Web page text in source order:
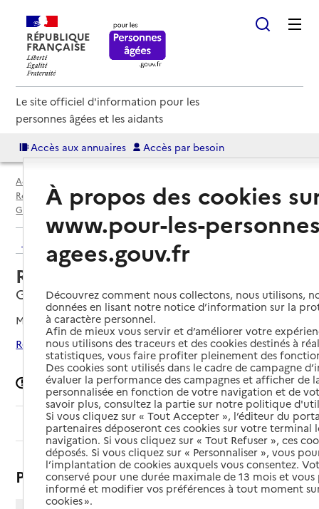
RÉPUBLIQUE
FRANÇAISE
Le site officiel d'information pour les
personnes âgées et les aidants
Accès aux annuaires Accès par besoin
Accueil
Résidences autonomie par département
Isère (38)
Grenoble
Résidence autonomie Le Lac
Retour aux résultats de l'annuaire
Résidence autonomie Le Lac
Grenoble, ISERE
Mis à jour le15/12/2025
Rechercher les établissements autour de Grenoble
Signaler une erreur
Sommaire
Présentation
À propos des cookies
www.pour-les-
agees.gouv.fr
Découvrez comment nous collectons, nous utilisons,
données en lisant notre notice d’information sur la
à caractère personnel.
Afin de mieux vous servir et d’améliorer votre
nous utilisons des traceurs et des cookies destinés à
statistiques, vous faire profiter pleinement des
Des cookies sont utilisés dans le cadre de campagne
évaluer la performance des campagnes et afficher de
personnalisée en fonction de votre navigation et de
savoir plus, consultez la partie sur notre politique
Si vous cliquez sur « Tout Accepter », l’éditeur du
partenaires déposeront ces cookies sur votre terminal
navigation. Si vous cliquez sur « Tout Refuser », ces
déposés. Si vous cliquez sur « Personnaliser », vous
l’implantation de cookies auxquels vous consentez.
conservé pour une durée maximale de 13 mois et
informé et modifier vos préférences à tout moment
cookies ».